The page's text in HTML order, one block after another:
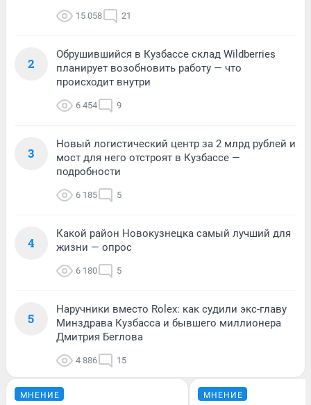
15 058 21
2
Обрушившийся в Кузбассе склад Wildberries
планирует возобновить работу — что
происходит внутри
6 454 9
3
Новый логистический центр за 2 млрд рублей и
мост для него отстроят в Кузбассе —
подробности
6 185 5
4
Какой район Новокузнецка самый лучший для
жизни — опрос
6 180 5
5
Наручники вместо Rolex: как судили экс-главу
Минздрава Кузбасса и бывшего миллионера
Дмитрия Беглова
4 886 15
МНЕНИЕ МНЕНИЕ